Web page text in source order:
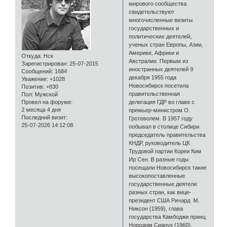
Откуда: Нск
Зарегистрирован: 25-07-2015
Сообщений: 1684
Уважение: +1028
Позитив: +830
Пол: Мужской
Провел на форуме:
2 месяца 4 дня
Последний визит:
25-07-2026 14:12:08
мирового сообщества
свидетельствуют
многочисленные визиты
государственных и
политических деятелей,
ученых стран Европы, Азии,
Америки, Африки и
Австралии. Первым из
иностранных деятелей 9
декабря 1955 года
Новосибирск посетила
правительственная
делегация ГДР во главе с
премьер-министром О.
Гротеволем. В 1957 году
побывал в столице Сибири
председатель правительства
КНДР, руководитель ЦК
Трудовой партии Кореи Ким
Ир Сен. В разные годы
посещали Новосибирск такие
высокопоставленные
государственные деятели
разных стран, как вице-
президент США Ричард М.
Никсон (1959), глава
государства Камбоджи принц
Нородом Сианук (1960),